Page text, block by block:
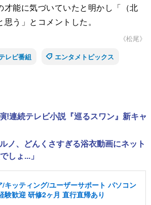
才能に気づいていたと明かし「（北
う」とコメントした。
《松尾》
レビ番組 エンタメトピックス
!連続テレビ小説『巡るスワン』新キャ
ノ、どんくさすぎる浴衣動画にネット
しょ...」
キッティング/ユーザーサポート パソコン
験歓迎 研修2ヶ月 直行直帰あり